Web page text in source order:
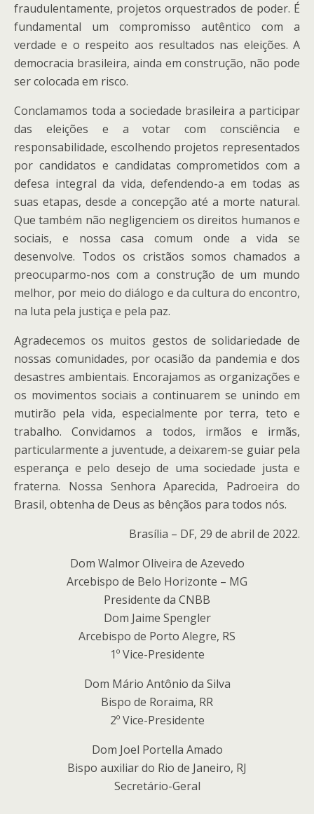
fraudulentamente, projetos orquestrados de poder. É
fundamental um compromisso autêntico com a
verdade e o respeito aos resultados nas eleições. A
democracia brasileira, ainda em construção, não pode
ser colocada em risco.
Conclamamos toda a sociedade brasileira a participar
das eleições e a votar com consciência e
responsabilidade, escolhendo projetos representados
por candidatos e candidatas comprometidos com a
defesa integral da vida, defendendo-a em todas as
suas etapas, desde a concepção até a morte natural.
Que também não negligenciem os direitos humanos e
sociais, e nossa casa comum onde a vida se
desenvolve. Todos os cristãos somos chamados a
preocuparmo-nos com a construção de um mundo
melhor, por meio do diálogo e da cultura do encontro,
na luta pela justiça e pela paz.
Agradecemos os muitos gestos de solidariedade de
nossas comunidades, por ocasião da pandemia e dos
desastres ambientais. Encorajamos as organizações e
os movimentos sociais a continuarem se unindo em
mutirão pela vida, especialmente por terra, teto e
trabalho. Convidamos a todos, irmãos e irmãs,
particularmente a juventude, a deixarem-se guiar pela
esperança e pelo desejo de uma sociedade justa e
fraterna. Nossa Senhora Aparecida, Padroeira do
Brasil, obtenha de Deus as bênçãos para todos nós.
Brasília – DF, 29 de abril de 2022.
Dom Walmor Oliveira de Azevedo
Arcebispo de Belo Horizonte – MG
Presidente da CNBB
Dom Jaime Spengler
Arcebispo de Porto Alegre, RS
1º Vice-Presidente
Dom Mário Antônio da Silva
Bispo de Roraima, RR
2º Vice-Presidente
Dom Joel Portella Amado
Bispo auxiliar do Rio de Janeiro, RJ
Secretário-Geral